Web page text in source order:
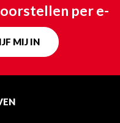
per e-
MIJ IN